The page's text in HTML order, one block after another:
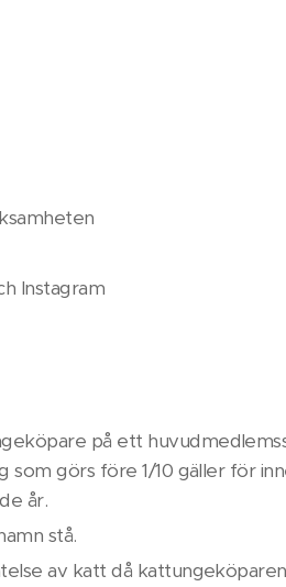
Instagram
på ett
görs före 1/10 gäller för
år.
stå.
av katt då